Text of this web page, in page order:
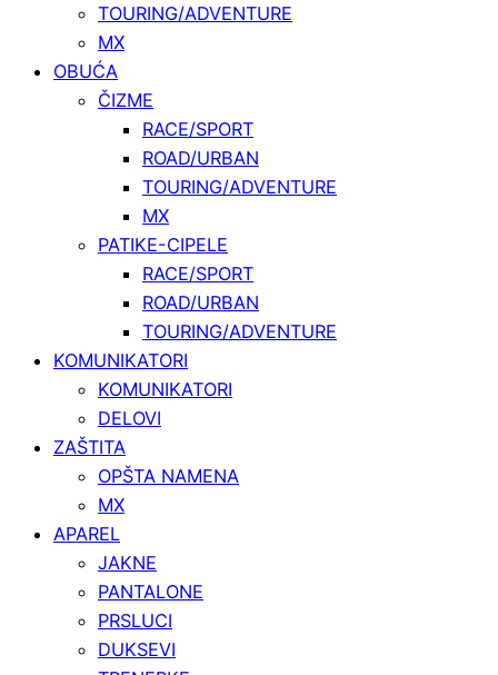
TOURING/ADVENTURE
MX
OBUĆA
ČIZME
RACE/SPORT
ROAD/URBAN
TOURING/ADVENTURE
MX
PATIKE-CIPELE
RACE/SPORT
ROAD/URBAN
TOURING/ADVENTURE
KOMUNIKATORI
KOMUNIKATORI
DELOVI
ZAŠTITA
OPŠTA NAMENA
MX
APAREL
JAKNE
PANTALONE
PRSLUCI
DUKSEVI